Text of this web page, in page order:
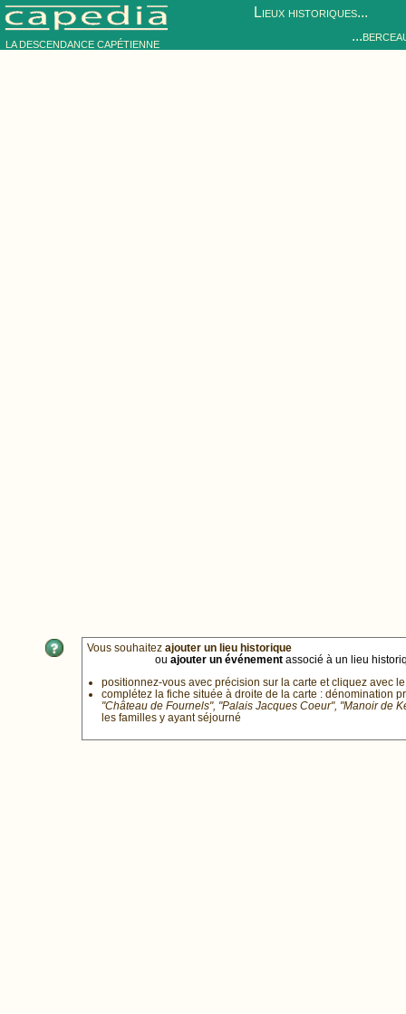
LA DESCENDANCE CAPÉTIENNE
Lieux historiques...
Vous souhaitez ajouter un lieu historique
ou ajouter un événement associé à un lieu
positionnez-vous avec précision sur la carte et cliquez avec
complétez la fiche située à droite de la carte : dénomination
"Château de Fournels", "Palais Jacques Coeur", "Manoir de
les familles y ayant séjourné